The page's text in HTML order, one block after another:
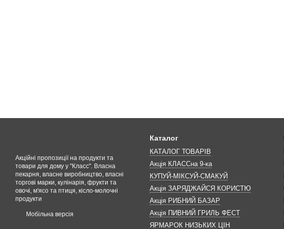
Акційні пропозиції на продукти та
товари для дому у "Класс". Власна
пекарня, власне виробництво, власні
торгові марки, кулінарія, фрукти та
овочі, м'ясо та птиця, кісло-молочні
продукти
Мобільна версія
Каталог
КАТАЛОГ ТОВАРІВ
Акція КЛАССна 9-ка
КУПУЙ-МІКСУЙ-СМАКУЙ
Акція ЗАРЯДЖАЙСЯ КОРИСТЮ
Акція РИБНИЙ БАЗАР
Акція ПИВНИЙ ГРИЛЬ ФЕСТ
ЯРМАРОК НИЗЬКИХ ЦІН